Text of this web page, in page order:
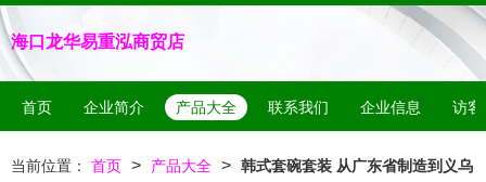
海口龙华易重泓商贸店
首页 企业简介 产品大全 联系我们 企业信息 访客
当前位置： 首页 > 产品大全 > 韩式套碗套装 从广东省制造到义乌